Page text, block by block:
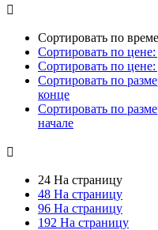

Сортировать по
Сортировать по
Сортировать по
Сортировать по
конце
Сортировать по
начале

24 На страницу
48 На страницу
96 На страницу
192 На страницу